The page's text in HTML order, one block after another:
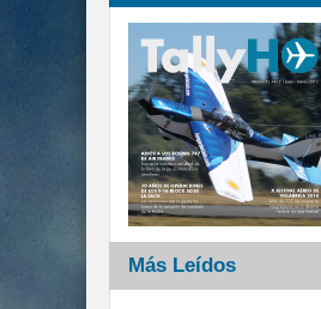
Más Leídos